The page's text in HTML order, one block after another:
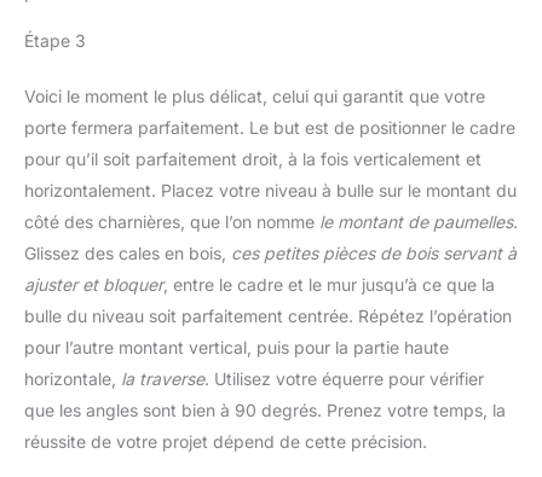
Étape 3
Voici le moment le plus délicat, celui qui garantit que votre
porte fermera parfaitement. Le but est de positionner le cadre
pour qu’il soit parfaitement droit, à la fois verticalement et
horizontalement. Placez votre niveau à bulle sur le montant du
côté des charnières, que l’on nomme le montant de paumelles.
Glissez des cales en bois, ces petites pièces de bois servant à
ajuster et bloquer, entre le cadre et le mur jusqu’à ce que la
bulle du niveau soit parfaitement centrée. Répétez l’opération
pour l’autre montant vertical, puis pour la partie haute
horizontale, la traverse. Utilisez votre équerre pour vérifier
que les angles sont bien à 90 degrés. Prenez votre temps, la
réussite de votre projet dépend de cette précision.